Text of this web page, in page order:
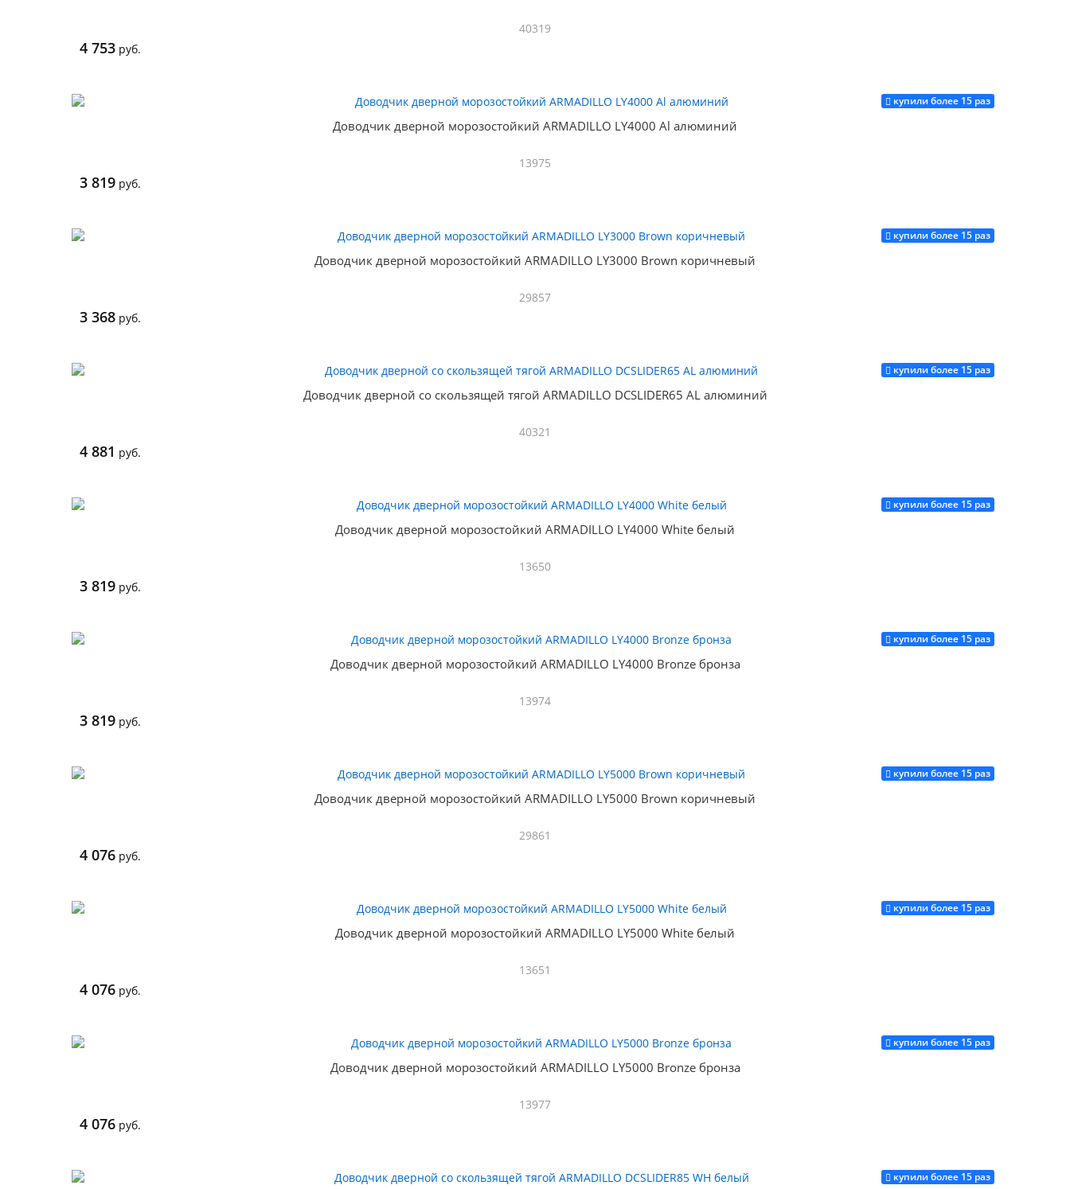
40319
4 753 руб.
Купить
купили более 15 раз
Доводчик дверной морозостойкий ARMADILLO LY4000 Al алюминий
13975
3 819 руб.
Купить
купили более 15 раз
Доводчик дверной морозостойкий ARMADILLO LY3000 Brown коричневый
29857
3 368 руб.
Купить
купили более 15 раз
Доводчик дверной со скользящей тягой ARMADILLO DCSLIDER65 AL алюминий
40321
4 881 руб.
Купить
купили более 15 раз
Доводчик дверной морозостойкий ARMADILLO LY4000 White белый
13650
3 819 руб.
Купить
купили более 15 раз
Доводчик дверной морозостойкий ARMADILLO LY4000 Bronze бронза
13974
3 819 руб.
Купить
купили более 15 раз
Доводчик дверной морозостойкий ARMADILLO LY5000 Brown коричневый
29861
4 076 руб.
Купить
купили более 15 раз
Доводчик дверной морозостойкий ARMADILLO LY5000 White белый
13651
4 076 руб.
Купить
купили более 15 раз
Доводчик дверной морозостойкий ARMADILLO LY5000 Bronze бронза
13977
4 076 руб.
Купить
купили более 15 раз